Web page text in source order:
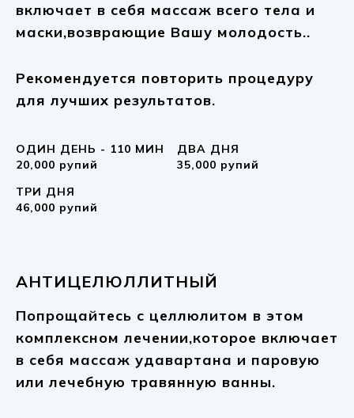
включает в себя массаж всего тела и
маски,возврающие Вашу молодость..
Рекомендуется повторить процедуру
для лучших результатов.
ОДИН ДЕНЬ - 110 МИН
20,000 рупий
ДВА ДНЯ
35,000 рупий
ТРИ ДНЯ
46,000 рупий
АНТИЦЕЛЮЛЛИТНЫЙ
Попрощайтесь с целлюлитом в этом
комплексном лечении,которое включает
в себя массаж удавартана и паровую
или лечебную травянную ванны.